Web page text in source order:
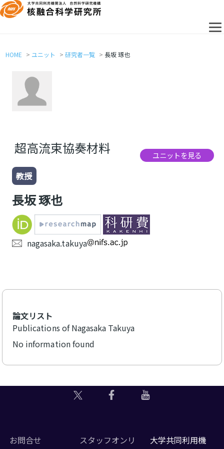
HOME ユニット 研究者一覧 長坂 琢也
超高流束協奏材料 ユニットを見る
教授
長坂 琢也
nagasaka.takuya
論文リスト
Publications of Nagasaka Takuya
No information found
お問合せ
スタッフオンリ
大学共同利用機